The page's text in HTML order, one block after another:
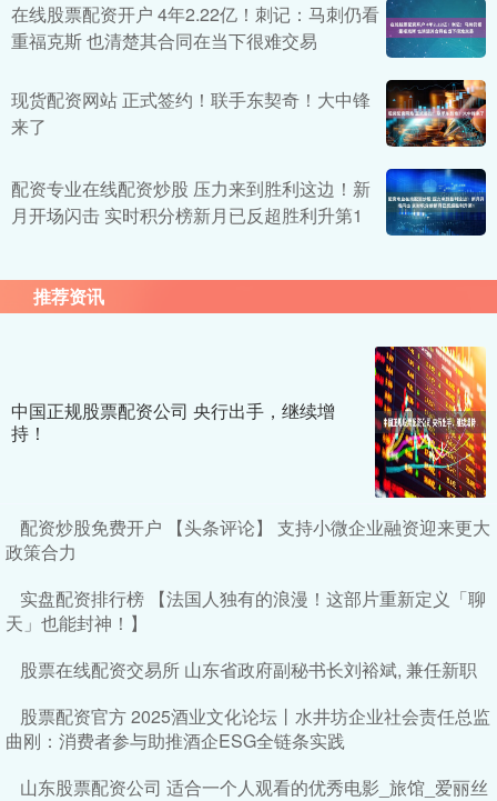
在线股票配资开户 4年2.22亿！刺记：马刺仍看
重福克斯 也清楚其合同在当下很难交易
现货配资网站 正式签约！联手东契奇！大中锋
来了
配资专业在线配资炒股 压力来到胜利这边！新
月开场闪击 实时积分榜新月已反超胜利升第1
推荐资讯
中国正规股票配资公司 央行出手，继续增
持！
配资炒股免费开户 【头条评论】 支持小微企业融资迎来更大
政策合力
实盘配资排行榜 【法国人独有的浪漫！这部片重新定义「聊
天」也能封神！】
股票在线配资交易所 山东省政府副秘书长刘裕斌, 兼任新职
股票配资官方 2025酒业文化论坛丨水井坊企业社会责任总监
曲刚：消费者参与助推酒企ESG全链条实践
山东股票配资公司 适合一个人观看的优秀电影_旅馆_爱丽丝